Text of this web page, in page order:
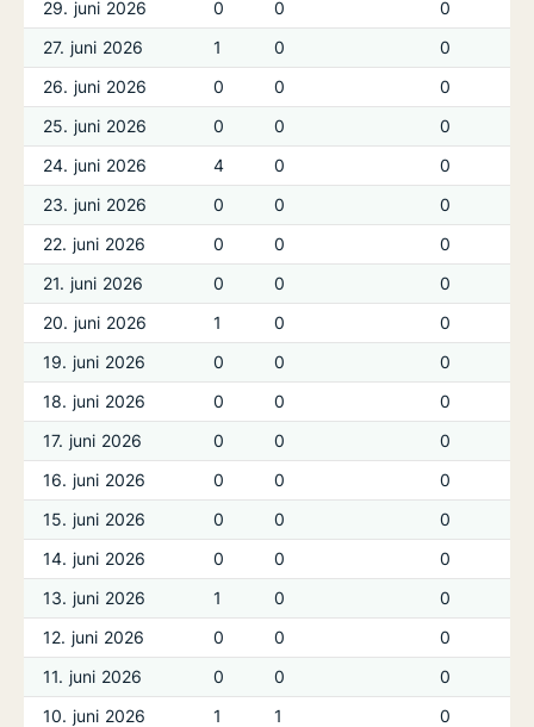
29. juni 2026 0 0
0
27. juni 2026
1 0
0
26. juni 2026
0 0
0
25. juni 2026
0 0
0
24. juni 2026
4 0
0
23. juni 2026
0 0
0
22. juni 2026
0 0
0
21. juni 2026
0 0
0
20. juni 2026
1 0
0
19. juni 2026
0 0
0
18. juni 2026
0 0
0
17. juni 2026
0 0
0
16. juni 2026
0 0
0
15. juni 2026
0 0
0
14. juni 2026
0 0
0
13. juni 2026
1 0
0
12. juni 2026
0 0
0
11. juni 2026
0 0
0
10. juni 2026
1 1
0